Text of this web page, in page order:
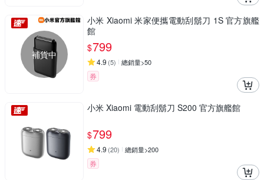
補貨中
小米 Xiaomi 米家便攜電動刮鬍刀 1S 官方旗艦
館
$799
4.9 (5) 總銷量>50
券
小米 Xiaomi 電動刮鬍刀 S200 官方旗艦館
$799
4.9 (20) 總銷量>200
券